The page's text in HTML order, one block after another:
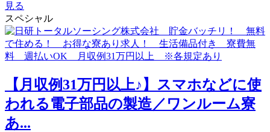
見る
スペシャル
【月収例31万円以上♪】スマホなどに使
われる電子部品の製造／ワンルーム寮
あ...